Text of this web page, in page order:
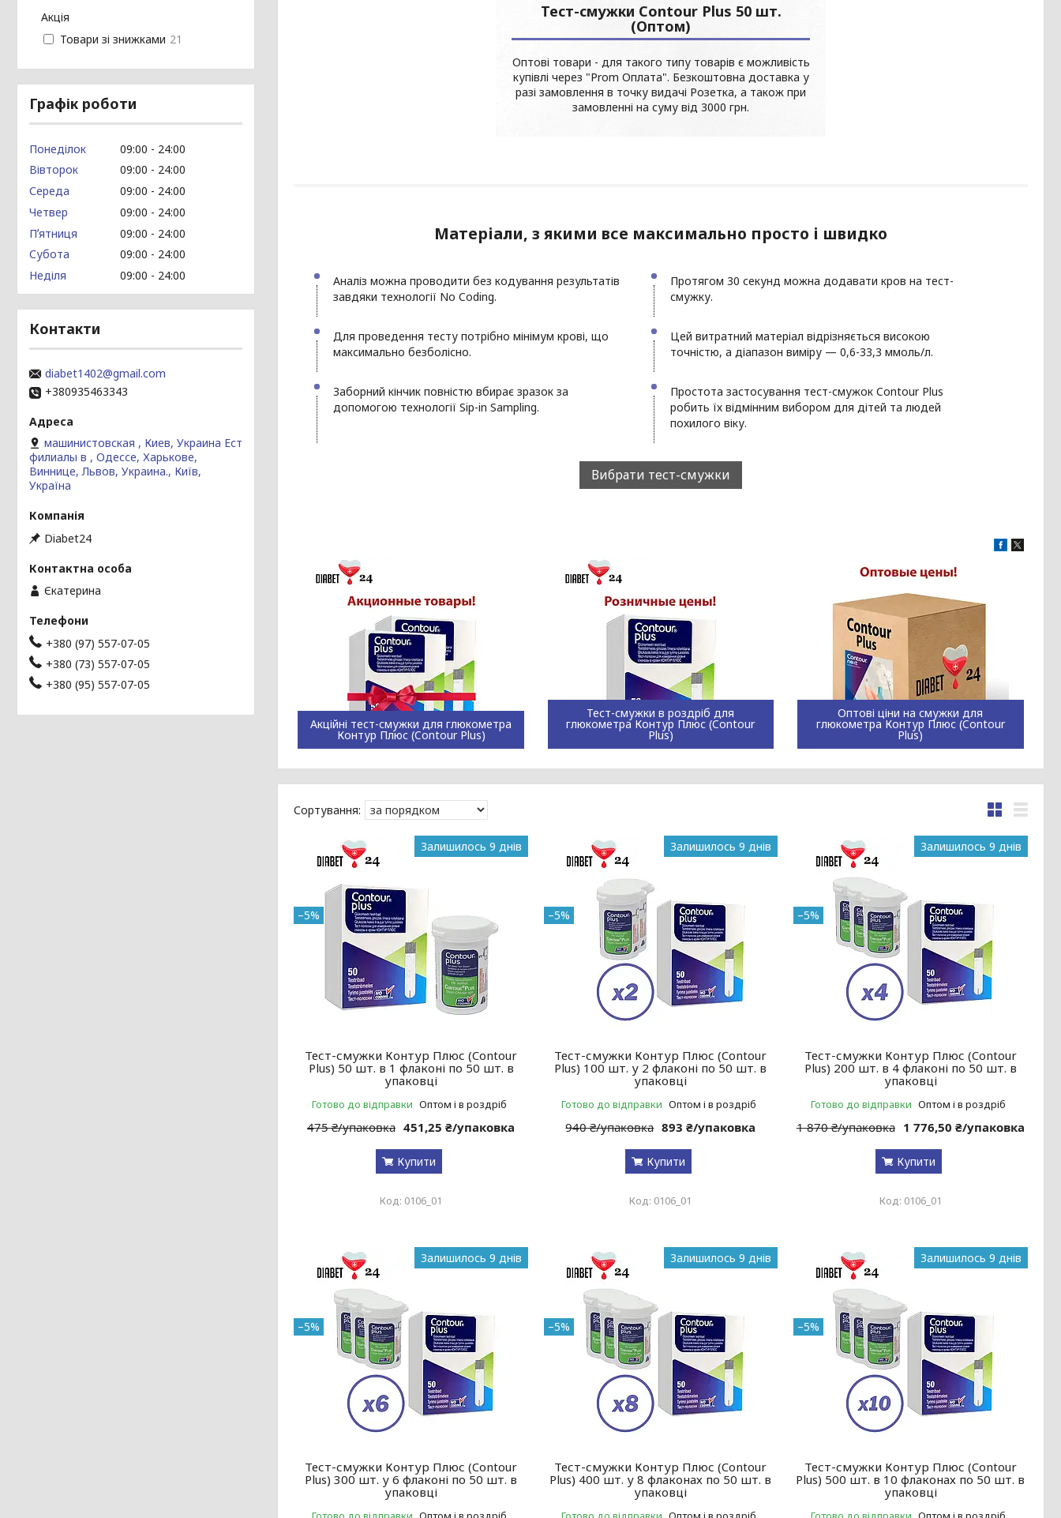
Тест-смужки Contour Plus 50 шт.
(Оптом)
Оптові товари - для такого типу товарів є можливість
купівлі через "Prom Оплата". Безкоштовна доставка у
разі замовлення в точку видачі Розетка, а також при
замовленні на суму від 3000 грн.
Матеріали, з якими все максимально просто і швидко
Аналіз можна проводити без кодування результатів
завдяки технології No Coding.
Протягом 30 секунд можна додавати кров на тест-
смужку.
Для проведення тесту потрібно мінімум крові, що
максимально безболісно.
Цей витратний матеріал відрізняється високою
точністю, а діапазон виміру — 0,6-33,3 ммоль/л.
Заборний кінчик повністю вбирає зразок за
допомогою технології Sip-in Sampling.
Простота застосування тест-смужок Contour Plus
робить їх відмінним вибором для дітей та людей
похилого віку.
Вибрати тест-смужки
Акційні тест-смужки для глюкометра
Контур Плюс (Contour Plus)
Тест-смужки в роздріб для
глюкометра Контур Плюс (Contour
Plus)
Оптові ціни на смужки для
глюкометра Контур Плюс (Contour
Plus)
–5%
Залишилось 9 днів
Тест-смужки Контур Плюс (Contour
Plus) 50 шт. в 1 флаконі по 50 шт. в
упаковці
Готово до відправки Оптом і в роздріб
475 ₴/упаковка 451,25 ₴/упаковка
Купити
0106_01
–5%
Залишилось 9 днів
Тест-смужки Контур Плюс (Contour
Plus) 100 шт. у 2 флаконі по 50 шт. в
упаковці
Готово до відправки Оптом і в роздріб
940 ₴/упаковка 893 ₴/упаковка
Купити
0106_01
–5%
Залишилось 9 днів
Тест-смужки Контур Плюс (Contour
Plus) 200 шт. в 4 флаконі по 50 шт. в
упаковці
Готово до відправки Оптом і в роздріб
1 870 ₴/упаковка 1 776,50 ₴/упаковка
Купити
0106_01
–5%
Залишилось 9 днів
Тест-смужки Контур Плюс (Contour
Plus) 300 шт. у 6 флаконі по 50 шт. в
упаковці
–5%
Залишилось 9 днів
Тест-смужки Контур Плюс (Contour
Plus) 400 шт. у 8 флаконах по 50 шт. в
упаковці
–5%
Залишилось 9 днів
Тест-смужки Контур Плюс (Contour
Plus) 500 шт. в 10 флаконах по 50 шт. в
упаковці
Акція
Товари зі знижками 21
Графік роботи
Понеділок 09:00
24:00
Вівторок
09:00
24:00
Середа
09:00
24:00
Четвер
09:00
24:00
Пʼятниця
09:00
24:00
Субота
09:00
24:00
Неділя
09:00 24:00
Контакти
diabet1402@gmail.com
+380935463343
машинистовская , Киев, Украина Ест
филиалы в , Одессе, Харькове,
Виннице, Львов, Украина., Київ,
Україна
Diabet24
Єкатерина
+380 (97) 557-07-05
+380 (73) 557-07-05
+380 (95) 557-07-05